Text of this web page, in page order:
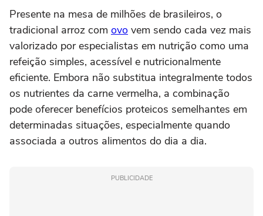
Presente na mesa de milhões de brasileiros, o
tradicional arroz com ovo vem sendo cada vez mais
valorizado por especialistas em nutrição como uma
refeição simples, acessível e nutricionalmente
eficiente. Embora não substitua integralmente todos
os nutrientes da carne vermelha, a combinação
pode oferecer benefícios proteicos semelhantes em
determinadas situações, especialmente quando
associada a outros alimentos do dia a dia.
PUBLICIDADE